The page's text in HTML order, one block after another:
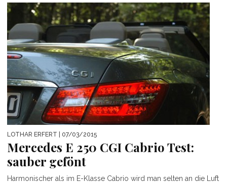
LOTHAR ERFERT | 07/03/2015
Mercedes E 250 CGI Cabrio Test:
sauber gefönt
Harmonischer als im E-Klasse Cabrio wird man selten an die Luft